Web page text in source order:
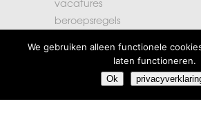
vacatures
beroepsregels
algemene voorwaarden
privacyverklaring
We gebruiken alleen functionele
laten functioneren.
Ok